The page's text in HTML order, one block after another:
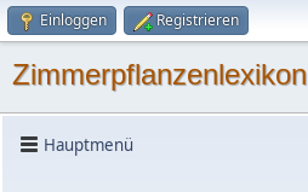
Einloggen Registrieren
Zimmerpflanzenlexikon
Hauptmenü